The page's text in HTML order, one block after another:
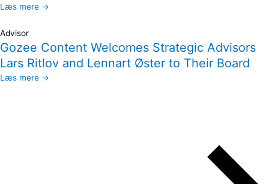
Læs mere →
Advisor
Gozee Content Welcomes Strategic Advisors
Lars Ritlov and Lennart Øster to Their Board
Læs mere →